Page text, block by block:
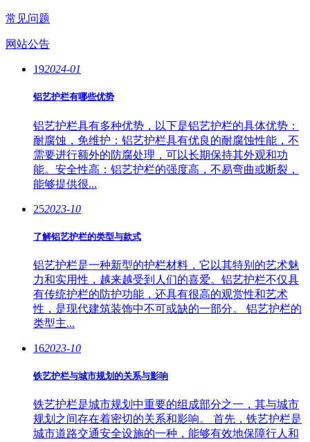
常见问题
网站公告
192024-01
铝艺护栏有哪些优势
铝艺护栏具有多种优势，以下是铝艺护栏的具体优势：
耐腐蚀，免维护：铝艺护栏具有优良的耐腐蚀性能，不
需要进行额外的防腐处理，可以长期保持其外观和功
能。安全性高：铝艺护栏的强度高，不易弯曲或断裂，
能够提供很...
252023-10
了解铝艺护栏的类型与款式
铝艺护栏是一种新型的护栏材料，它以其特别的艺术魅
力和实用性，越来越受到人们的喜爱。铝艺护栏不仅具
有传统护栏的防护功能，还具有很高的观赏性和艺术
性，是现代建筑装饰中不可或缺的一部分。 铝艺护栏的
类型主...
162023-10
铁艺护栏与城市规划的关系与影响
铁艺护栏是城市规划中重要的组成部分之一，其与城市
规划之间存在着密切的关系和影响。 首先，铁艺护栏是
城市道路交通安全设施的一种，能够有效地保障行人和